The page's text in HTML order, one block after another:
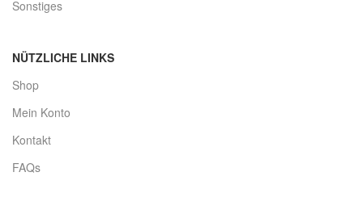
Sonstiges
NÜTZLICHE LINKS
Shop
Mein Konto
Kontakt
FAQs